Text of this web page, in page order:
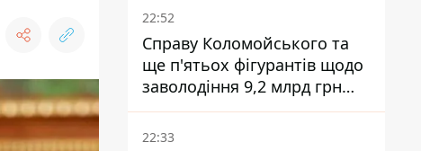
22:52
Справу Коломойського та
ще п'ятьох фігурантів щодо
заволодіння 9,2 млрд грн
ПриватБанку скерували до
суду
22:33